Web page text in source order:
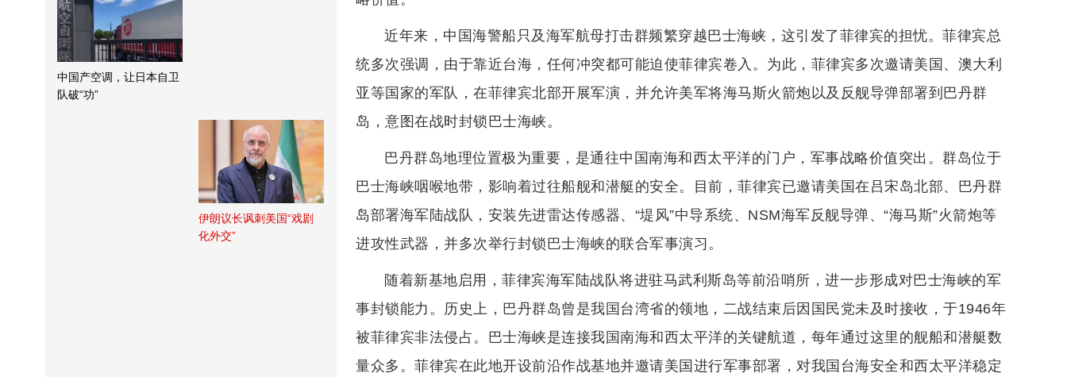
中国产空调，让日本自卫
队破“功”
伊朗议长讽刺美国“戏剧
化外交”
近年来，中国海警船只及海军航母打击群频繁穿越巴士海峡，这引发了菲律宾的担忧。菲律宾总
统多次强调，由于靠近台海，任何冲突都可能迫使菲律宾卷入。为此，菲律宾多次邀请美国、澳大利
亚等国家的军队，在菲律宾北部开展军演，并允许美军将海马斯火箭炮以及反舰导弹部署到巴丹群
岛，意图在战时封锁巴士海峡。
巴丹群岛地理位置极为重要，是通往中国南海和西太平洋的门户，军事战略价值突出。群岛位于
巴士海峡咽喉地带，影响着过往船舰和潜艇的安全。目前，菲律宾已邀请美国在吕宋岛北部、巴丹群
岛部署海军陆战队，安装先进雷达传感器、“堤风”中导系统、NSM海军反舰导弹、“海马斯”火箭炮等
进攻性武器，并多次举行封锁巴士海峡的联合军事演习。
随着新基地启用，菲律宾海军陆战队将进驻马武利斯岛等前沿哨所，进一步形成对巴士海峡的军
事封锁能力。历史上，巴丹群岛曾是我国台湾省的领地，二战结束后因国民党未及时接收，于1946年
被菲律宾非法侵占。巴士海峡是连接我国南海和西太平洋的关键航道，每年通过这里的舰船和潜艇数
量众多。菲律宾在此地开设前沿作战基地并邀请美国进行军事部署，对我国台海安全和西太平洋稳定